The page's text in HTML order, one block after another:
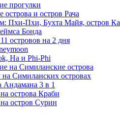
прогулки
острова и остров Рача
Пхи-Пхи, Бухта Майя, остров
Бонда
островов на 2 дня
Ha и Phi-Phi
на Симиланские острова
Симиланских островах
3 в 1
острова Краби
остров Сурин